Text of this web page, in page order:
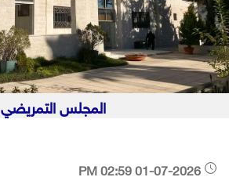
المجلس التمريضي